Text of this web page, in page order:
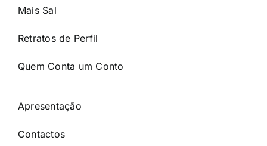
Mais Sal
Retratos de Perfil
Quem Conta um Conto
Apresentação
Contactos